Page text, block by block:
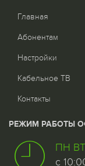
Главная
Абонентам
Настройки
Кабельное ТВ
Контакты
РЕЖИМ РАБОТЫ
ПН
с